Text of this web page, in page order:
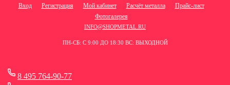
Вход Регистрация Мой кабинет Расчёт металла
Прайс-лист
Фотогалерея
INFO@SHOPMETAL.RU
ПН-СБ: С 9:00 ДО 18:30 ВС: ВЫХОДНОЙ
8 495 764-90-77